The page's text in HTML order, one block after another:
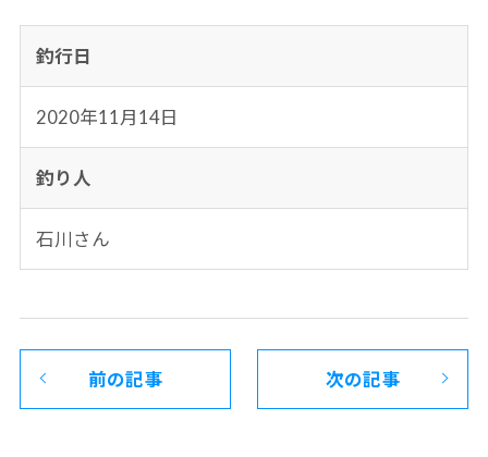
釣行日
2020年11月14日
釣り人
石川さん
前の記事 次の記事